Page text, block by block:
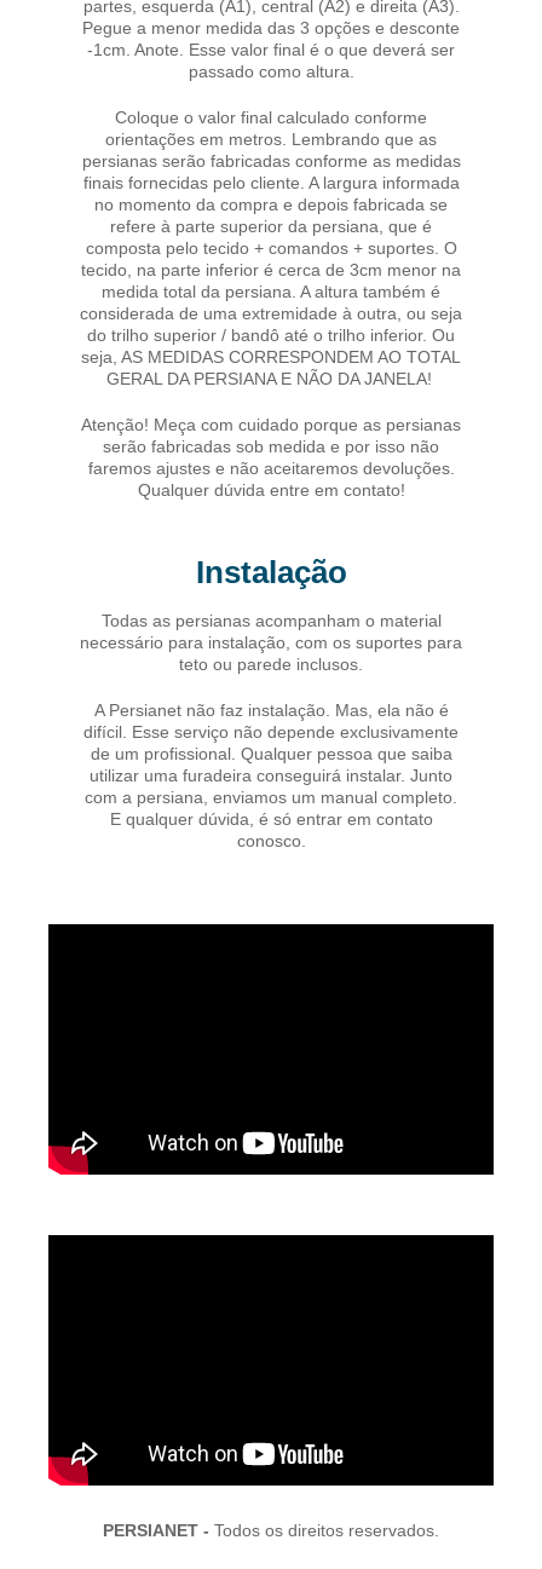
partes, esquerda (A1), central (A2) e direita (A3).
Pegue a menor medida das 3 opções e desconte
-1cm. Anote. Esse valor final é o que deverá ser
passado como altura.
Coloque o valor final calculado conforme
orientações em metros. Lembrando que as
persianas serão fabricadas conforme as medidas
finais fornecidas pelo cliente. A largura informada
no momento da compra e depois fabricada se
refere à parte superior da persiana, que é
composta pelo tecido + comandos + suportes. O
tecido, na parte inferior é cerca de 3cm menor na
medida total da persiana. A altura também é
considerada de uma extremidade à outra, ou seja
do trilho superior / bandô até o trilho inferior. Ou
seja, AS MEDIDAS CORRESPONDEM AO TOTAL
GERAL DA PERSIANA E NÃO DA JANELA!
Atenção! Meça com cuidado porque as persianas
serão fabricadas sob medida e por isso não
faremos ajustes e não aceitaremos devoluções.
Qualquer dúvida entre em contato!
Instalação
Todas as persianas acompanham o material
necessário para instalação, com os suportes para
teto ou parede inclusos.
A Persianet não faz instalação. Mas, ela não é
difícil. Esse serviço não depende exclusivamente
de um profissional. Qualquer pessoa que saiba
utilizar uma furadeira conseguirá instalar. Junto
com a persiana, enviamos um manual completo.
E qualquer dúvida, é só entrar em contato
conosco.
PERSIANET - Todos os direitos reservados.